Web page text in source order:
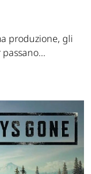
produzione, gli